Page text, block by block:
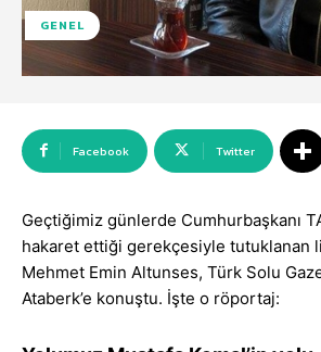
GENEL
Facebook Twitter
Geçtiğimiz günlerde Cumhurbaşkanı
hakaret ettiği gerekçesiyle tutuklanan
Mehmet Emin Altunses, Türk Solu
Ataberk’e konuştu. İşte o röportaj: